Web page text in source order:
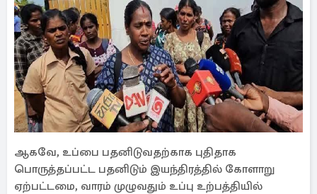
ஆகவே, உப்பை பதனிடுவதற்காக புதிதாக
பொருத்தப்பட்ட பதனிடும் இயந்திரத்தில் கோளாறு
ஏற்பட்டமை, வாரம் முழுவதும் உப்பு உற்பத்தியில்